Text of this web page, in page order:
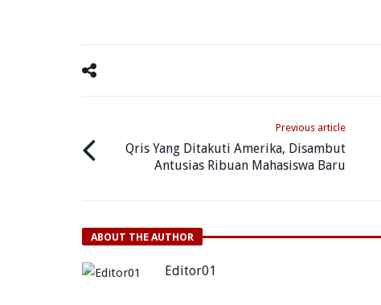
Previous article
Qris Yang Ditakuti Amerika, Disambut
Antusias Ribuan Mahasiswa Baru
ABOUT THE AUTHOR
Editor01